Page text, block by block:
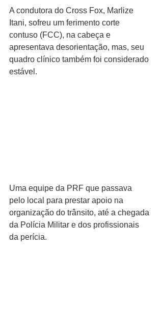
A condutora do Cross Fox, Marlize
Itani, sofreu um ferimento corte
contuso (FCC), na cabeça e
apresentava desorientação, mas, seu
quadro clínico também foi considerado
estável.
Uma equipe da PRF que passava
pelo local para prestar apoio na
organização do trânsito, até a chegada
da Polícia Militar e dos profissionais
da perícia.